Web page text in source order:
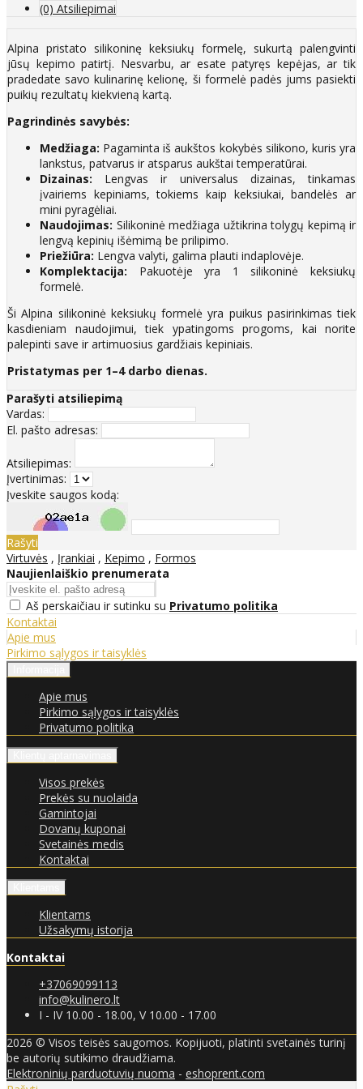
(0) Atsiliepimai
Alpina pristato silikoninę keksiukų formelę, sukurtą palengvinti
jūsų kepimo patirtį. Nesvarbu, ar esate patyręs kepėjas, ar tik
pradedate savo kulinarinę kelionę, ši formelė padės jums pasiekti
puikių rezultatų kiekvieną kartą.
Pagrindinės savybės:
Medžiaga: Pagaminta iš aukštos kokybės silikono, kuris yra
lankstus, patvarus ir atsparus aukštai temperatūrai.
Dizainas: Lengvas ir universalus dizainas, tinkamas
įvairiems kepiniams, tokiems kaip keksiukai, bandelės ar
mini pyragėliai.
Naudojimas: Silikoninė medžiaga užtikrina tolygų kepimą ir
lengvą kepinių išėmimą be prilipimo.
Priežiūra: Lengva valyti, galima plauti indaplovėje.
Komplektacija: Pakuotėje yra 1 silikoninė keksiukų
formelė.
Ši Alpina silikoninė keksiukų formelė yra puikus pasirinkimas tiek
kasdieniam naudojimui, tiek ypatingoms progoms, kai norite
palepinti save ir artimuosius gardžiais kepiniais.
Pristatymas per 1–4 darbo dienas.
Parašyti atsiliepimą
Vardas:
El. pašto adresas:
Atsiliepimas:
Įvertinimas:
Įveskite saugos kodą:
Rašyti
Virtuvės , Įrankiai , Kepimo , Formos
Naujienlaiškio prenumerata
Aš perskaičiau ir sutinku su Privatumo politika
Kontaktai
Apie mus
Pirkimo sąlygos ir taisyklės
Apie mus
Pirkimo sąlygos ir taisyklės
Privatumo politika
Visos prekės
Prekės su nuolaida
Gamintojai
Dovanų kuponai
Svetainės medis
Kontaktai
Klientams
Užsakymų istorija
Kontaktai
+37069099113
info@kulinero.lt
I - IV 10.00 - 18.00, V 10.00 - 17.00
2026 © Visos teisės saugomos. Kopijuoti, platinti svetainės turinį
be autorių sutikimo draudžiama.
Elektroninių parduotuvių nuoma - eshoprent.com